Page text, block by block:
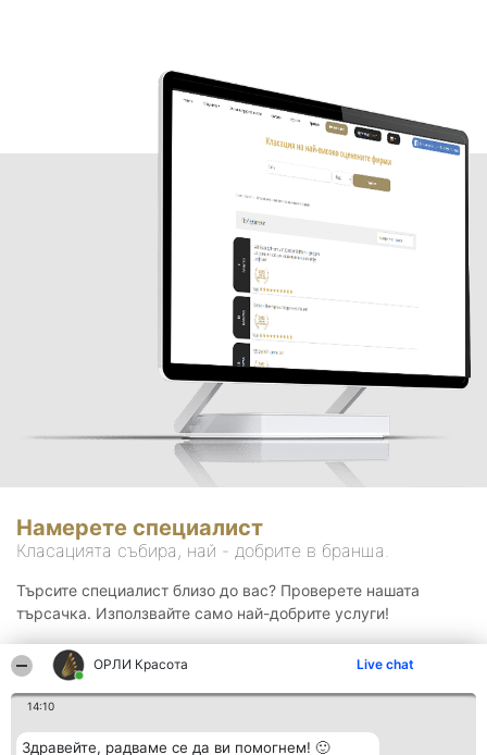
ОРЛИ Красота Live chat
14:10
Здравейте, радваме се да ви помогнем! 🙂
Намерете специалист
Класацията събира, най - добрите в бранша.
Търсите специалист близо до вас? Проверете нашата
търсачка. Използвайте само най-добрите услуги!